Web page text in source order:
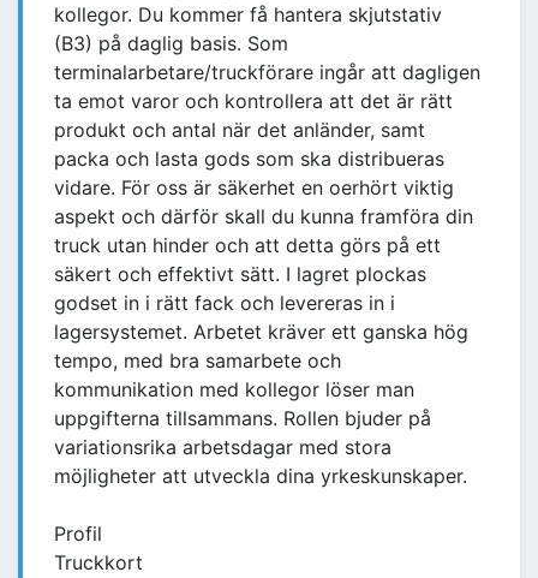
kollegor. Du kommer få hantera skjutstativ
(B3) på daglig basis. Som
terminalarbetare/truckförare ingår att dagligen
ta emot varor och kontrollera att det är rätt
produkt och antal när det anländer, samt
packa och lasta gods som ska distribueras
vidare. För oss är säkerhet en oerhört viktig
aspekt och därför skall du kunna framföra din
truck utan hinder och att detta görs på ett
säkert och effektivt sätt. I lagret plockas
godset in i rätt fack och levereras in i
lagersystemet. Arbetet kräver ett ganska hög
tempo, med bra samarbete och
kommunikation med kollegor löser man
uppgifterna tillsammans. Rollen bjuder på
variationsrika arbetsdagar med stora
möjligheter att utveckla dina yrkeskunskaper.
Profil
Truckkort